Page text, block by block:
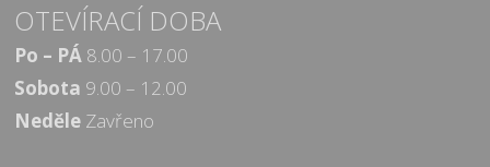
OTEVÍRACÍ DOBA
Po – PÁ 8.00 – 17.00
Sobota 9.00 – 12.00
Neděle Zavřeno